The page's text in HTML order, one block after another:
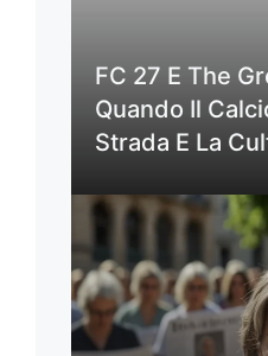
FC 27 E The
Quando Il
Strada E La